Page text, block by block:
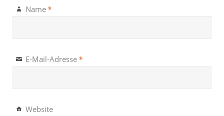
Name *
E-Mail-Adresse *
Website